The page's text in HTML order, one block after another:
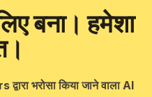
बना। हमेशा
भरोसा किया जाने वाला AI